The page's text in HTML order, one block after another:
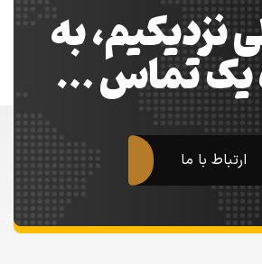
نزدیکیم، به
یک تماس …
ارتباط با ما